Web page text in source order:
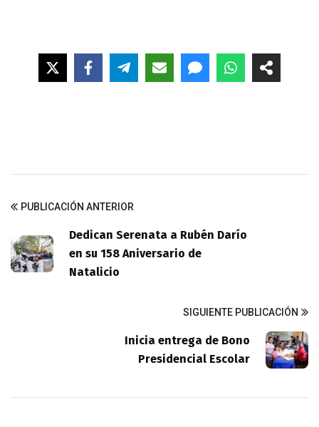
PUBLICACIÓN ANTERIOR
Dedican Serenata a Rubén Darío
en su 158 Aniversario de
Natalicio
SIGUIENTE PUBLICACIÓN
Inicia entrega de Bono
Presidencial Escolar